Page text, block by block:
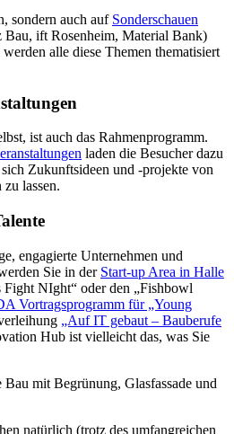
sondern auch auf Sonderschauen
ift Rosenheim, Material Bank)
alle diese Themen thematisiert
ist auch das Rahmenprogramm.
laden die Besucher dazu
Zukunftsideen und -projekte von
lassen.
engagierte Unternehmen und
Sie in der Start-up Area in Halle
Fight NIght“ oder den „Fishbowl
Vortragsprogramm für „Young
„Auf IT gebaut – Bauberufe
Hub ist vielleicht das, was Sie
natürlich (trotz des umfangreichen